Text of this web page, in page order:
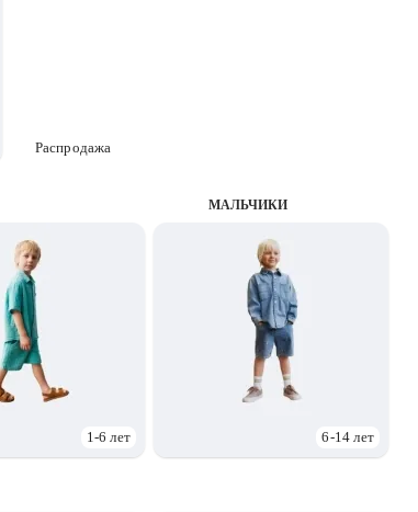
Распродажа
MАЛЬЧИКИ
1-6 лет 6-14 лет